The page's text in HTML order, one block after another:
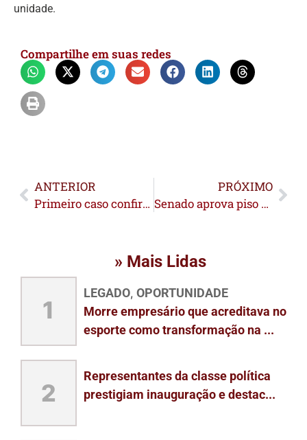
unidade.
Compartilhe em suas redes
ANTERIOR
Primeiro caso confirmado de moko da bananeira em Feijó acende alerta
PRÓXIMO
Senado aprova piso de R$ 5.130 para professores e nova regra de reajuste
» Mais Lidas
1
LEGADO, OPORTUNIDADE
Morre empresário que acreditava no
esporte como transformação na ...
2
Representantes da classe política
prestigiam inauguração e destac...